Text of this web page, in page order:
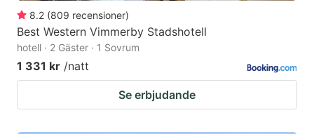
8.2 (809 recensioner)
Best Western Vimmerby Stadshotell
hotell · 2 Gäster · 1 Sovrum
1 331 kr /natt
Se erbjudande